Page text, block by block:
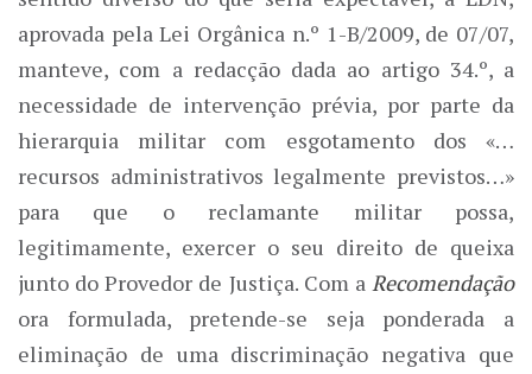
aprovada pela Lei Orgânica n.º 1-B/2009, de 07/07,
manteve, com a redacção dada ao artigo 34.º, a
necessidade de intervenção prévia, por parte da
hierarquia militar com esgotamento dos «…
recursos administrativos legalmente previstos…»
para que o reclamante militar possa,
legitimamente, exercer o seu direito de queixa
junto do Provedor de Justiça. Com a Recomendação
ora formulada, pretende-se seja ponderada a
eliminação de uma discriminação negativa que